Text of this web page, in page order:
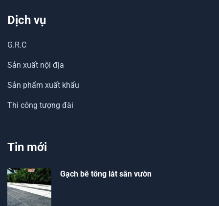
Dịch vụ
G.R.C
Sản xuất nội địa
Sản phẩm xuất khẩu
Thi công tượng đài
Tin mới
Gạch bê tông lát sân vườn